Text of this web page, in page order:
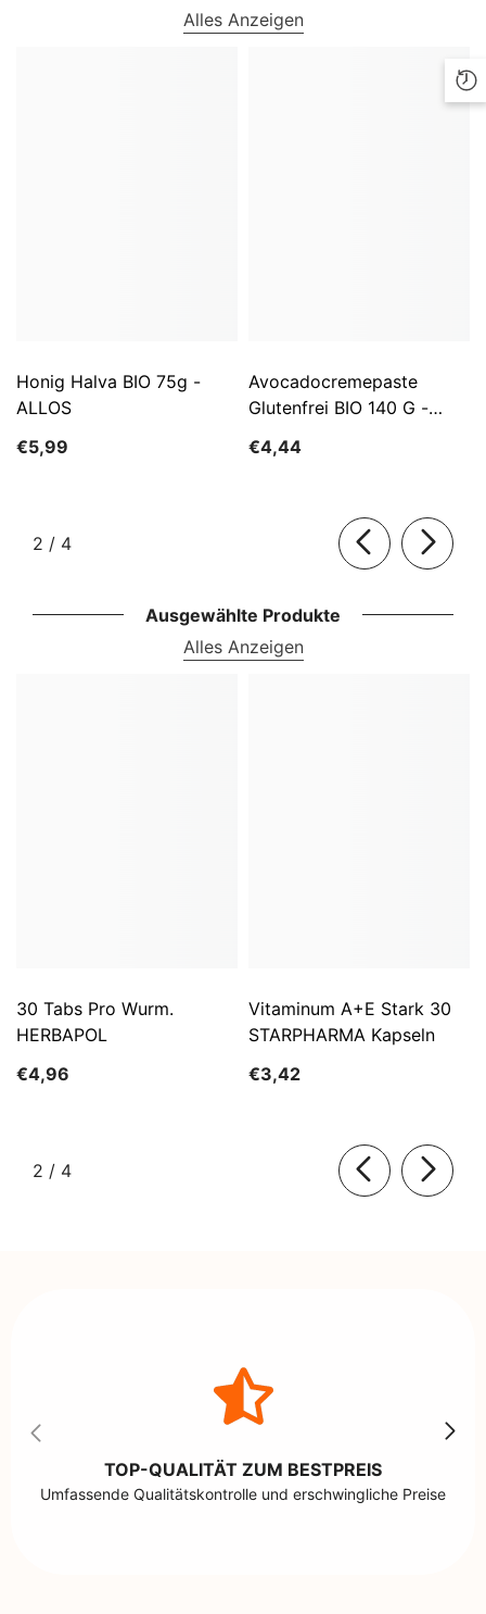
Alles Anzeigen
Honig Halva BIO 75g -
ALLOS
€5,99
Avocadocremepaste
Glutenfrei BIO 140 G -
€4,44
2 / von
4
Ausgewählte Produkte
Alles Anzeigen
30 Tabs Pro Wurm.
HERBAPOL
€4,96
Vitaminum A+E Stark 30
STARPHARMA Kapseln
€3,42
2 / von
4
TOP-QUALITÄT ZUM BESTPREIS
Umfassende Qualitätskontrolle und erschwingliche Preise